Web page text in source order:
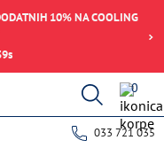
10% NA COOLING
s
0
033 721 035